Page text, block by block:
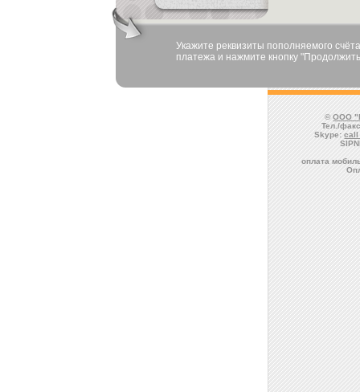
Укажите реквизиты пополняемого
платежа и нажмите кнопку
©ООО
Тел./
Skype:
оплата